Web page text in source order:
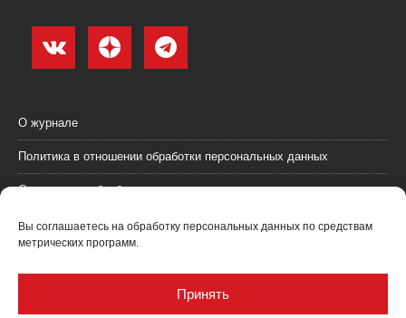
Вы соглашаетесь на обработку персональных данных по средствам
метрических программ.
Принять
О журнале
Политика в отношении обработки персональных данных
Согласие на обработку персональных данных
Пользовательское соглашение (оферта)